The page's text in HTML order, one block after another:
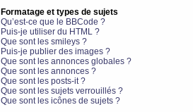
Formatage et types de sujets
Qu’est-ce que le BBCode ?
Puis-je utiliser du HTML ?
Que sont les smileys ?
Puis-je publier des images ?
Que sont les annonces globales ?
Que sont les annonces ?
Que sont les posts-it ?
Que sont les sujets verrouillés ?
Que sont les icônes de sujets ?